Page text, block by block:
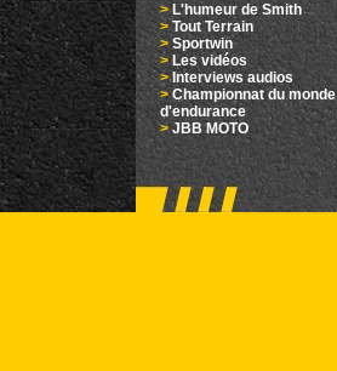
>L'humeur de Smith
> Tout Terrain
> Sportwin
> Les vidéos
> Interviews audios
>Championnat du monde
d'endurance
> JBB MOTO